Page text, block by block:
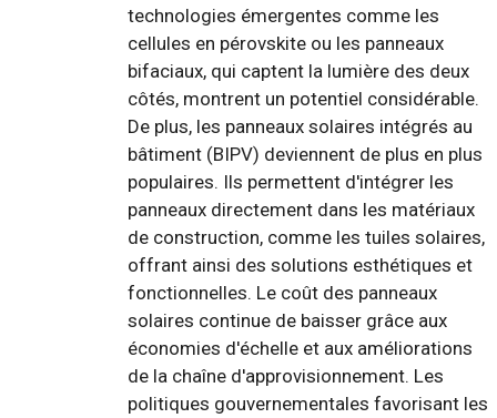
technologies émergentes comme les
cellules en pérovskite ou les panneaux
bifaciaux, qui captent la lumière des deux
côtés, montrent un potentiel considérable.
De plus, les panneaux solaires intégrés au
bâtiment (BIPV) deviennent de plus en plus
populaires. Ils permettent d'intégrer les
panneaux directement dans les matériaux
de construction, comme les tuiles solaires,
offrant ainsi des solutions esthétiques et
fonctionnelles. Le coût des panneaux
solaires continue de baisser grâce aux
économies d'échelle et aux améliorations
de la chaîne d'approvisionnement. Les
politiques gouvernementales favorisant les